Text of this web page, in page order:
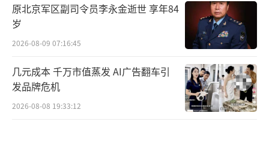
原北京军区副司令员李永金逝世 享年84
岁
2026-08-09 07:16:45
几元成本 千万市值蒸发 AI广告翻车引
发品牌危机
2026-08-08 19:33:12